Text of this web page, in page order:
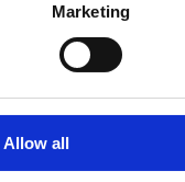
Marketing
Allow all